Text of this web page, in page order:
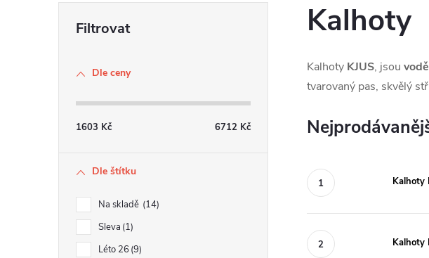
Dle ceny
1603 Kč 6712 Kč
Dle štítku
Na skladě 14
Sleva 1
Léto 26 9
Kalhoty
Kalhoty KJUS, jsou
tvarovaný pas, skvělý
Kalhoty
Kalhoty